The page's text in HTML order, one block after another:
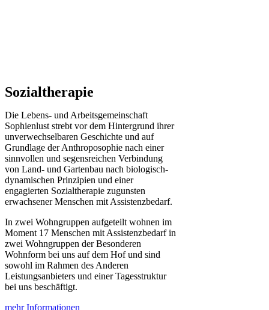
Sozialtherapie
Die Lebens- und Arbeitsgemeinschaft
Sophienlust strebt vor dem Hintergrund ihrer
unverwechselbaren Geschichte und auf
Grundlage der Anthroposophie nach einer
sinnvollen und segensreichen Verbindung
von Land- und Gartenbau nach biologisch-
dynamischen Prinzipien und einer
engagierten Sozialtherapie zugunsten
erwachsener Menschen mit Assistenzbedarf.
In zwei Wohngruppen aufgeteilt wohnen im
Moment 17 Menschen mit Assistenzbedarf in
zwei Wohngruppen der Besonderen
Wohnform bei uns auf dem Hof und sind
sowohl im Rahmen des Anderen
Leistungsanbieters und einer Tagesstruktur
bei uns beschäftigt.
mehr Informationen